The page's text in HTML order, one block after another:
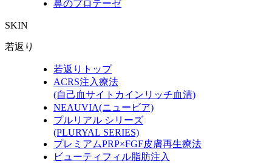
鼻のプロテーゼ
SKIN
若返り
若返りトップ
ACRS注入療法
(自己血サイトカインリッチ血清)
NEAUVIA(ニュービア)
プルリアル シリーズ
(PLURYAL SERIES)
プレミアムPRP×FGF皮膚再生療法
ビューティフィル脂肪注入